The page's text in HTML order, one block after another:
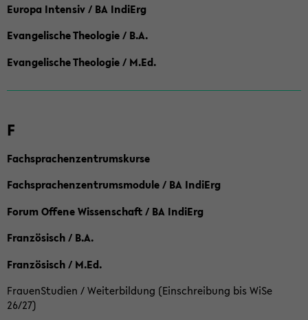
Europa Intensiv / BA IndiErg
Evangelische Theologie / B.A.
Evangelische Theologie / M.Ed.
F
Fachsprachenzentrumskurse
Fachsprachenzentrumsmodule / BA IndiErg
Forum Offene Wissenschaft / BA IndiErg
Französisch / B.A.
Französisch / M.Ed.
FrauenStudien / Weiterbildung (Einschreibung bis WiSe
26/27)